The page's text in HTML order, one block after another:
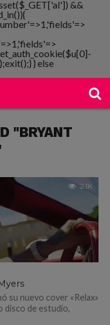
&&
} else
"BRYANT
2.1K
su nuevo cover «Relax»
disco de estudio,